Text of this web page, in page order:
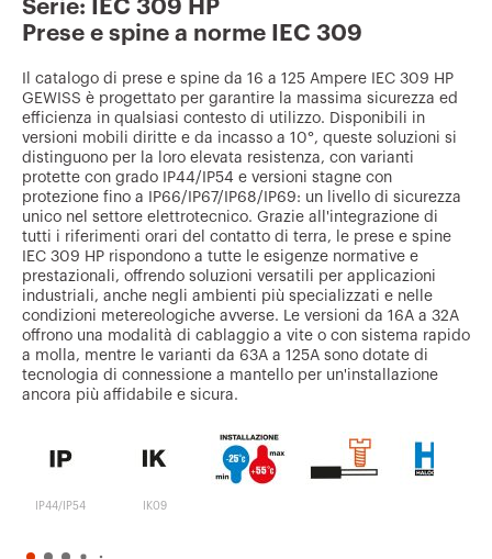
e
r
i
t
i
Serie: IEC 309 HP
Prese e spine a norme IEC 309
Il catalogo di prese e spine da 16 a 125 Ampere IEC 309 HP
GEWISS è progettato per garantire la massima sicurezza ed
efficienza in qualsiasi contesto di utilizzo. Disponibili in
versioni mobili diritte e da incasso a 10°, queste soluzioni si
distinguono per la loro elevata resistenza, con varianti
protette con grado IP44/IP54 e versioni stagne con
protezione fino a IP66/IP67/IP68/IP69: un livello di sicurezza
unico nel settore elettrotecnico. Grazie all'integrazione di
tutti i riferimenti orari del contatto di terra, le prese e spine
IEC 309 HP rispondono a tutte le esigenze normative e
prestazionali, offrendo soluzioni versatili per applicazioni
industriali, anche negli ambienti più specializzati e nelle
condizioni metereologiche avverse. Le versioni da 16A a 32A
offrono una modalità di cablaggio a vite o con sistema rapido
a molla, mentre le varianti da 63A a 125A sono dotate di
tecnologia di connessione a mantello per un'installazione
ancora più affidabile e sicura.
IP44/IP54 IK09